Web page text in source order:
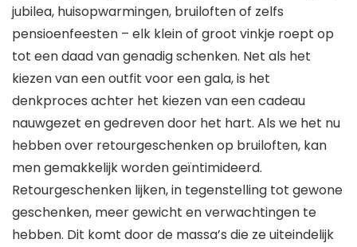
jubilea, huisopwarmingen, bruiloften of zelfs
pensioenfeesten – elk klein of groot vinkje roept op
tot een daad van genadig schenken. Net als het
kiezen van een outfit voor een gala, is het
denkproces achter het kiezen van een cadeau
nauwgezet en gedreven door het hart. Als we het nu
hebben over retourgeschenken op bruiloften, kan
men gemakkelijk worden geïntimideerd.
Retourgeschenken lijken, in tegenstelling tot gewone
geschenken, meer gewicht en verwachtingen te
hebben. Dit komt door de massa’s die ze uiteindelijk